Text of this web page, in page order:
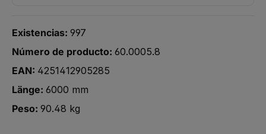
Existencias: 997
Número de producto: 60.0005.8
EAN: 4251412905285
Länge: 6000 mm
Peso: 90.48 kg